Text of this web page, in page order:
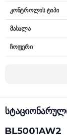
კონტროლის ტიპი
მასალა
ჩოფერი
BL5001AW2